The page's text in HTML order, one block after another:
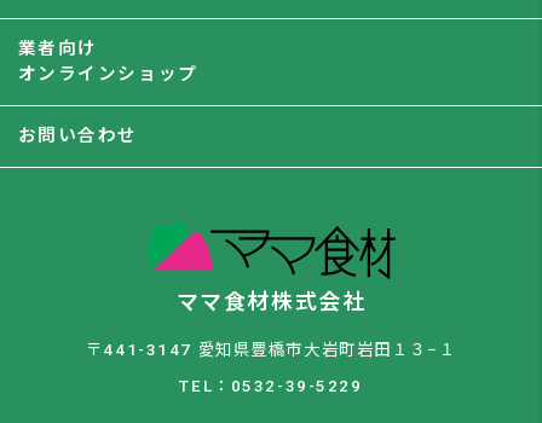
業者向け
オンラインショップ
お問い合わせ
ママ食材株式会社
〒441-3147 愛知県豊橋市大岩町岩田１３−１
TEL：0532-39-5229